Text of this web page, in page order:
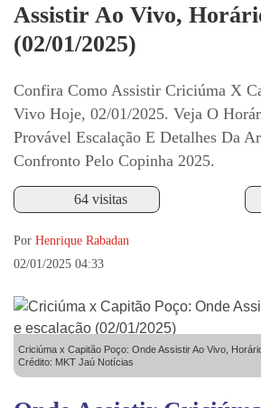
Assistir Ao Vivo,
(02/01/2025)
Confira Como Assistir Criciúma X
Vivo Hoje, 02/01/2025. Veja O
Provável Escalação E Detalhes Da
Confronto Pelo Copinha 2025.
64 visitas
Por Henrique Rabadan
02/01/2025 04:33
Criciúma x Capitão Poço: Onde Assistir Ao Vivo,
Crédito: MKT Jaú Notícias